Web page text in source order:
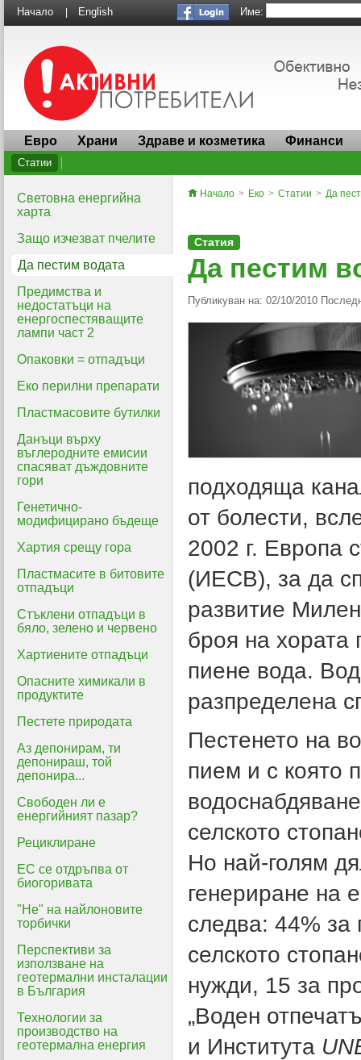
Начало English Име:
Евро Храни Здраве и козметика Финанси
Статии
Световна енергийна
харта
Защо изчезват пчелите
Да пестим водата
Предимства и
недостатъци на
енергоспестяващите
лампи част 2
Опаковки = отпадъци
Еко перилни препарати
Пластмасовите бутилки
Данъци върху
въглеродните емисии
спасяват дъждовните
гори
Генетично-
модифицирано бъдеще
Хартия срещу гора
Пластмасите в битовите
отпадъци
Стъклени отпадъци в
бяло, зелено и червено
Хартиените отпадъци
Опасните химикали в
продуктите
Пестете природата
Аз депонирам, ти
депонираш, той
депонира...
Свободен ли е
енергийният пазар?
Рециклиране
ЕС се отдръпва от
биогоривата
"Не" на найлоновите
торбички
Перспективи за
използване на
геотермални инсталации
в България
Технологии за
производство на
геотермална енергия
Начало > Еко > Статии > Да
Статия
Да пестим
Публикуван на: 02/10/2010
подходяща
от болести,
2002 г. Европа
(ИЕСВ), за да
развитие
броя на хората
пиене вода.
разпределена
Пестенето на
пием и с която
селското
Но най-голям
генериране на
следва: 44% за
селското
нужди, 15 за
„Воден
и Института